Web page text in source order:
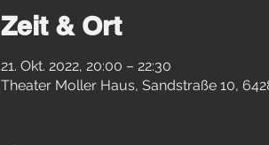
Zeit & Ort
21. Okt. 2022, 20:00 – 22:30
Theater Moller Haus, Sandstraße 10,